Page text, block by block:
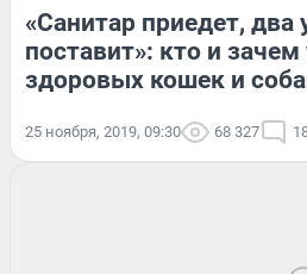
«Санитар приедет, два
поставит»: кто и
здоровых кошек и
25 ноября, 2019, 09:30 68 327